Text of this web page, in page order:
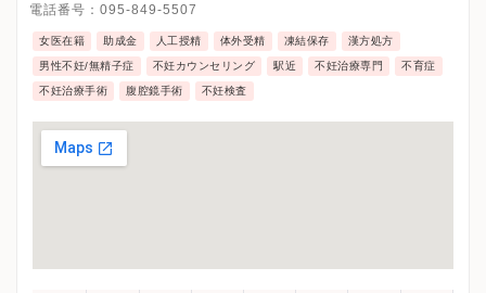
電話番号： 095-849-5507
女医在籍 助成金 人工授精 体外受精 凍結保存 漢方処方
男性不妊/無精子症 不妊カウンセリング 駅近 不妊治療専門 不育症
不妊治療手術 腹腔鏡手術 不妊検査